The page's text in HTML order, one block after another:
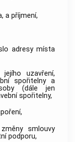
a příjmení,
adresy místa
uzavření,
spořitelny a
(dále jen
spořitelny,
smlouvy
podporu,